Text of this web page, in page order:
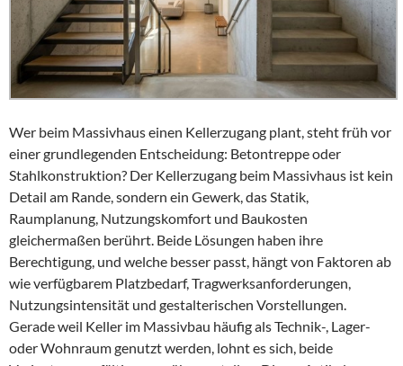
Wer beim Massivhaus einen Kellerzugang plant, steht früh vor
einer grundlegenden Entscheidung: Betontreppe oder
Stahlkonstruktion? Der Kellerzugang beim Massivhaus ist kein
Detail am Rande, sondern ein Gewerk, das Statik,
Raumplanung, Nutzungskomfort und Baukosten
gleichermaßen berührt. Beide Lösungen haben ihre
Berechtigung, und welche besser passt, hängt von Faktoren ab
wie verfügbarem Platzbedarf, Tragwerksanforderungen,
Nutzungsintensität und gestalterischen Vorstellungen.
Gerade weil Keller im Massivbau häufig als Technik-, Lager-
oder Wohnraum genutzt werden, lohnt es sich, beide